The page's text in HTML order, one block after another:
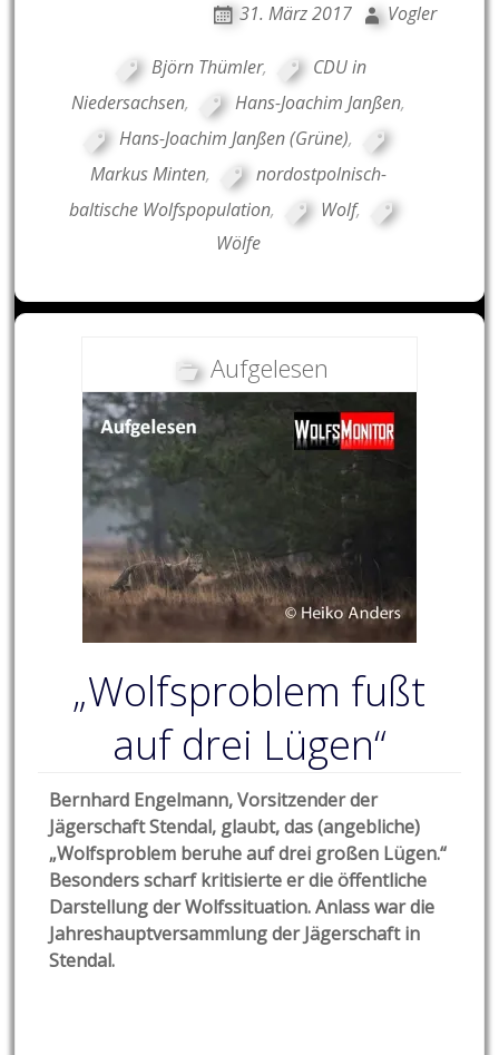
31. März 2017 Vogler
Björn Thümler,
CDU in
Niedersachsen, Hans-Joachim Janßen,
Hans-Joachim Janßen (Grüne),
Markus Minten,
nordostpolnisch-
baltische Wolfspopulation, Wolf,
Wölfe
Aufgelesen
„Wolfsproblem fußt
auf drei Lügen“
Bernhard Engelmann, Vorsitzender der
Jägerschaft Stendal, glaubt, das (angebliche)
„Wolfsproblem beruhe auf drei großen Lügen.“
Besonders scharf kritisierte er die öffentliche
Darstellung der Wolfssituation. Anlass war die
Jahreshauptversammlung der Jägerschaft in
Stendal.